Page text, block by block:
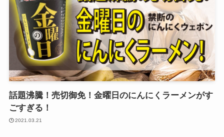
話題沸騰！売切御免！金曜日のにんにくラーメンがす
ごすぎる！
2021.03.21